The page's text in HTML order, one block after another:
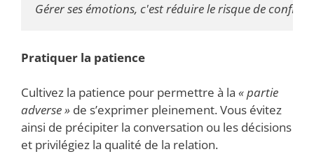
Gérer ses émotions, c'est réduire le risque de conflit
Pratiquer la patience
Cultivez la patience pour permettre à la « partie
adverse » de s’exprimer pleinement. Vous évitez
ainsi de précipiter la conversation ou les décisions
et privilégiez la qualité de la relation.